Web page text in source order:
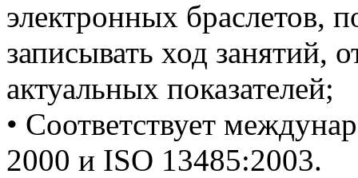
электронных браслетов,
записывать ход занятий,
актуальных показателей;
• Соответствует
2000 и ISO 13485:2003.